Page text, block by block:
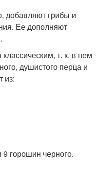
добавляют грибы и
Ее дополняют
т. к. в нем
душистого перца и
из:
горошин черного.